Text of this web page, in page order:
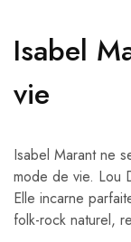
Isabel
vie
Isabel Marant ne
mode de vie. Lou
Elle incarne
folk-rock naturel,